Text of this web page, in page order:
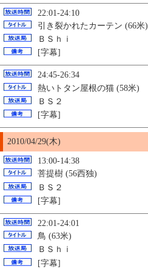
22:01-24:10
引き裂かれたカーテン (66米)
ＢＳｈｉ
[字幕]
24:45-26:34
熱いトタン屋根の猫 (58米)
ＢＳ２
[字幕]
2010/04/29(木)
13:00-14:38
菩提樹 (56西独)
ＢＳ２
[字幕]
22:01-24:01
鳥 (63米)
ＢＳｈｉ
[字幕]